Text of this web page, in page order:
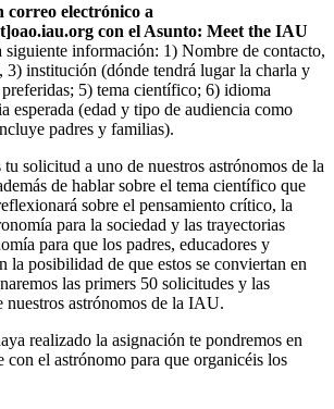
correo electrónico a
con el Asunto: Meet the IAU
siguiente información: 1) Nombre de contacto,
3) institución (dónde tendrá lugar la charla y
5) tema científico; 6) idioma
esperada (edad y tipo de audiencia como
padres y familias).
solicitud a uno de nuestros astrónomos de la
de hablar sobre el tema científico que
sobre el pensamiento crítico, la
para la sociedad y las trayectorias
para que los padres, educadores y
la posibilidad de que estos se conviertan en
las primers 50 solicitudes y las
nuestros astrónomos de la IAU.
realizado la asignación te pondremos en
con el astrónomo para que organicéis los